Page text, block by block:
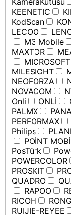
KameraKutusu
KEENETIC
KodScan
LECOO
M3 Mobile
MAXTOR
MICROSOFT
MILESIGHT
NEOFORZA
NOVACOM
Onli
ONLİ
PALMX
PERFORMAX
Philips
POİNT
PosTürk
POWERCOLOR
PROSKIT
QUADRO
RAPOO
RICOH
RUIJIE-REYEE